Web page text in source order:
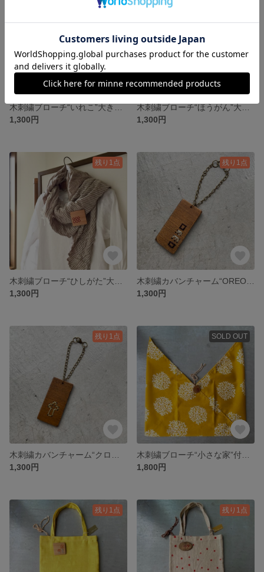
1,300円
1,300円
残り1点
1,300円
残り1点
1,300円
残り1点
1,300円
SOLD OUT
1,800円
残り1点 残り1点